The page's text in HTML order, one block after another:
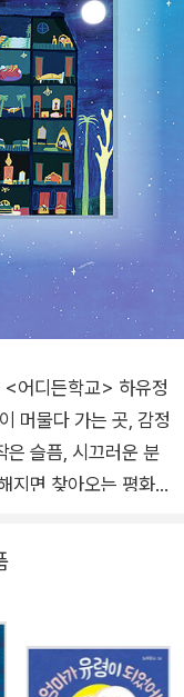
어디든학교> 하유정
지면 찾아오는 평화까
한다. 감정 호텔의 지
하게 보살펴야 한다.